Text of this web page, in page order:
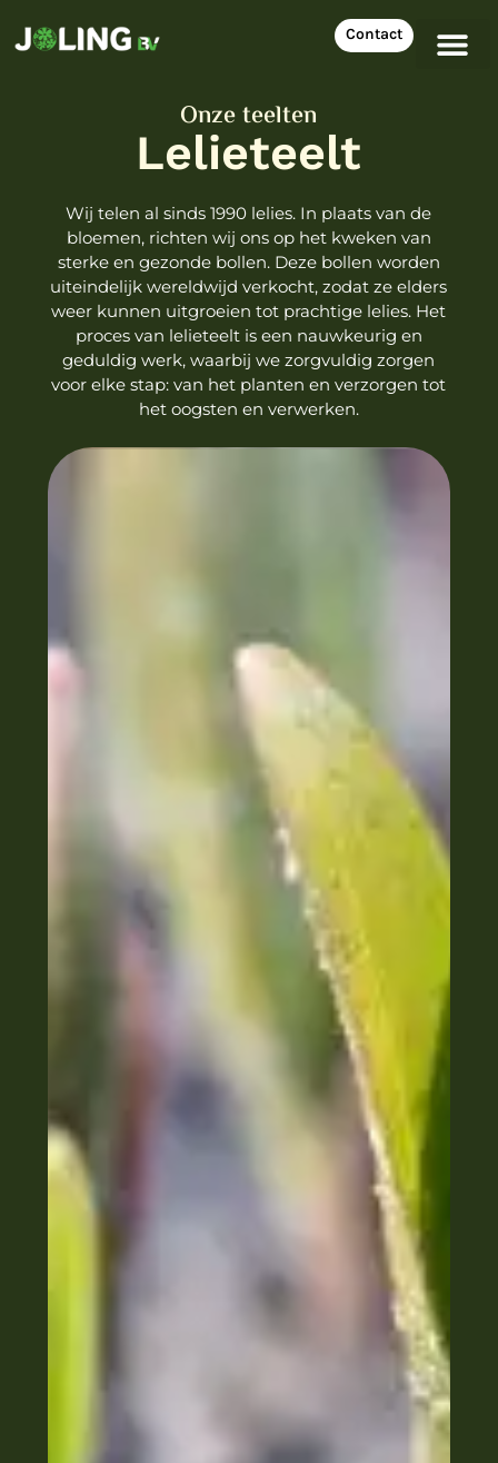
Contact
Onze teelten
Lelieteelt
Wij telen al sinds 1990 lelies. In plaats van de
bloemen, richten wij ons op het kweken van
sterke en gezonde bollen. Deze bollen worden
uiteindelijk wereldwijd verkocht, zodat ze elders
weer kunnen uitgroeien tot prachtige lelies. Het
proces van lelieteelt is een nauwkeurig en
geduldig werk, waarbij we zorgvuldig zorgen
voor elke stap: van het planten en verzorgen tot
het oogsten en verwerken.